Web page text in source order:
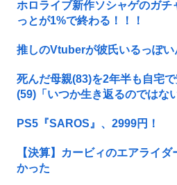
ホロライブ新作ソシャゲのガチ
っとが1%で終わる！！！
推しのVtuberが彼氏いるっぽい
死んだ母親(83)を2年半も自宅
(59)「いつか生き返るのではな
PS5『SAROS』、2999円！
【決算】カービィのエアライ
かった